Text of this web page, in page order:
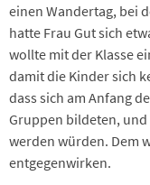
einen Wandertag, bei
hatte Frau Gut sich
wollte mit der Klasse
damit die Kinder sich
dass sich am Anfang
Gruppen bildeten, und
werden würden. Dem
entgegenwirken.